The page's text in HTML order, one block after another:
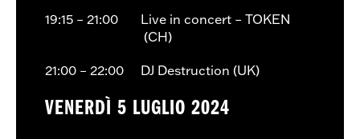
19:15 – 21:00
Live in concert – TOKEN
(CH)
21:00 – 22:00
DJ Destruction (UK)
VENERDÌ 5 LUGLIO 2024